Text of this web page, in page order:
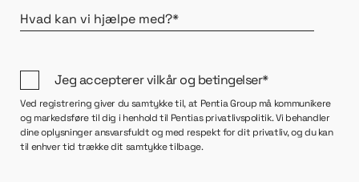
Hvad kan vi hjælpe med?*
Jeg accepterer vilkår og betingelser*
Ved registrering giver du samtykke til, at Pentia Group må kommunikere
og markedsføre til dig i henhold til Pentias privatlivspolitik. Vi behandler
dine oplysninger ansvarsfuldt og med respekt for dit privatliv, og du kan
til enhver tid trække dit samtykke tilbage.